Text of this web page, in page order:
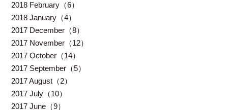
2018 February（6）
2018 January（4）
2017 December（8）
2017 November（12）
2017 October（14）
2017 September（5）
2017 August（2）
2017 July（10）
2017 June（9）